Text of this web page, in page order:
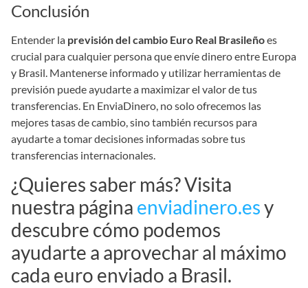
Conclusión
Entender la previsión del cambio Euro Real Brasileñoes
crucial para cualquier persona que envíe dinero entre Europa
y Brasil. Mantenerse informado y utilizar herramientas de
previsión puede ayudarte a maximizar el valor de tus
transferencias. En EnviaDinero, no solo ofrecemos las
mejores tasas de cambio, sino también recursos para
ayudarte a tomar decisiones informadas sobre tus
transferencias internacionales.
¿Quieres saber más? Visita
nuestra página enviadinero.esy
descubre cómo podemos
ayudarte a aprovechar al máximo
cada euro enviado a Brasil.